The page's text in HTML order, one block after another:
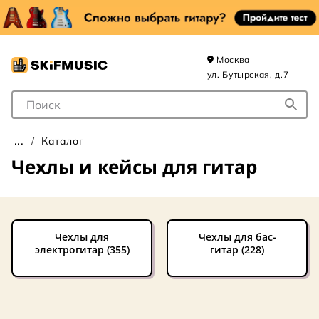
Поле для Поиска
Москва
ул. Бутырская, д.7
Каталог
Чехлы и кейсы для гитар
Чехлы для
электрогитар (355)
Чехлы для бас-
гитар (228)